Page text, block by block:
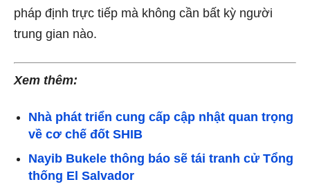
pháp định trực tiếp mà không cần bất kỳ người
trung gian nào.
Xem thêm:
Nhà phát triển cung cấp cập nhật quan trọng
về cơ chế đốt SHIB
Nayib Bukele thông báo sẽ tái tranh cử Tổng
thống El Salvador